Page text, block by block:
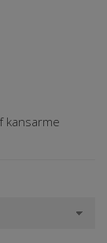
kansarme